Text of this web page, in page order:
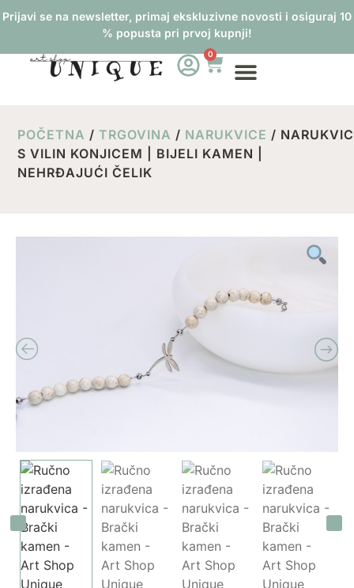
Prijavi se na newsletter, primaj ekskluzivne novosti i osiguraj 10
% popusta pri prvoj kupnji!
0
POČETNA /TRGOVINA / NARUKVICE /
S VILIN KONJICEM | BIJELI KAMEN |
NEHRĐAJUĆI ČELIK